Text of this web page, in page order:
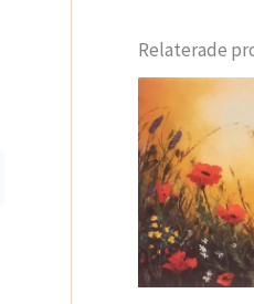
Relaterade